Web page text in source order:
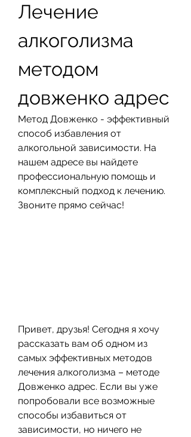
Лечение
алкоголизма
методом
довженко адрес
Метод Довженко - эффективный
способ избавления от
алкогольной зависимости. На
нашем адресе вы найдете
профессиональную помощь и
комплексный подход к лечению.
Звоните прямо сейчас!
Привет, друзья! Сегодня я хочу
рассказать вам об одном из
самых эффективных методов
лечения алкоголизма – методе
Довженко адрес. Если вы уже
попробовали все возможные
способы избавиться от
зависимости, но ничего не